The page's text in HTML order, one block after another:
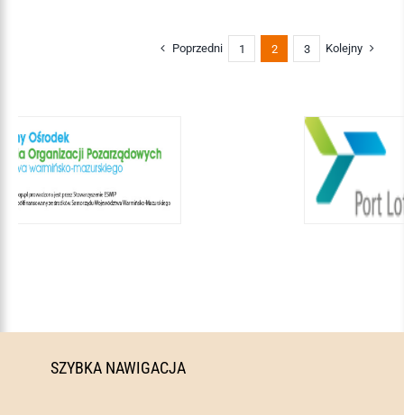
Poprzedni 1 2 3 Kolejny
SZYBKA NAWIGACJA